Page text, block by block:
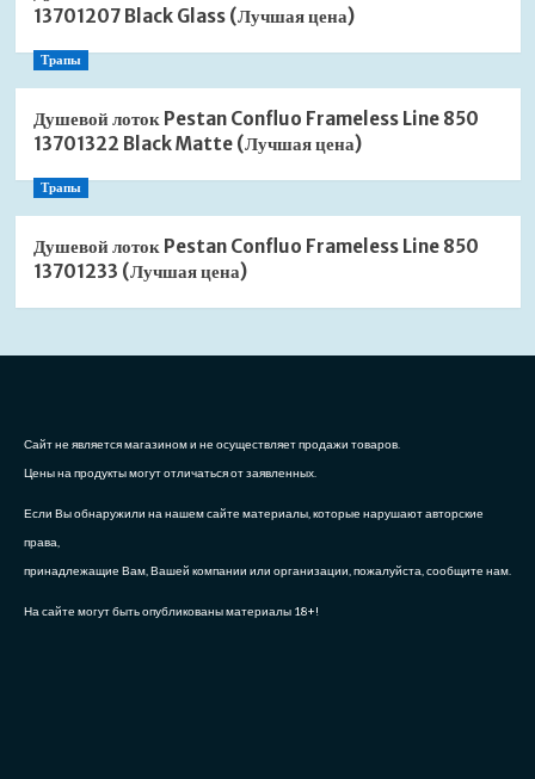
13701207 Black Glass (Лучшая цена)
Трапы
Душевой лоток Pestan Confluo Frameless Line 850
13701322 Black Matte (Лучшая цена)
Трапы
Душевой лоток Pestan Confluo Frameless Line 850
13701233 (Лучшая цена)
Сайт не является магазином и не осуществляет продажи товаров.
Цены на продукты могут отличаться от заявленных.
Если Вы обнаружили на нашем сайте материалы, которые нарушают авторские
права,
принадлежащие Вам, Вашей компании или организации, пожалуйста, сообщите нам.
На сайте могут быть опубликованы материалы 18+!